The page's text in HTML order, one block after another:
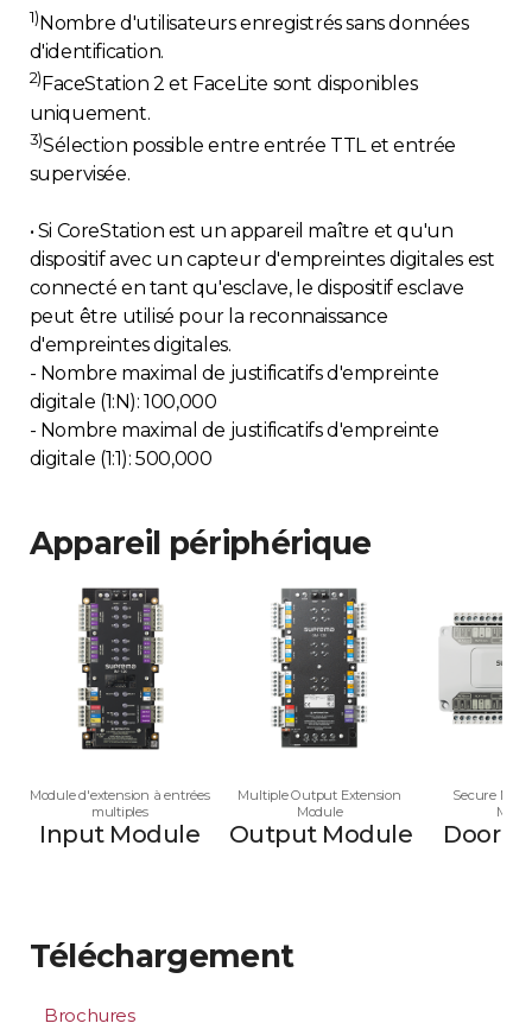
1) Nombre d'utilisateurs enregistrés sans données
d'identification.
2) FaceStation 2 et FaceLite sont disponibles
uniquement.
3)Sélection possible entre entrée TTL et entrée
supervisée.
• Si CoreStation est un appareil maître et qu'un
dispositif avec un capteur d'empreintes digitales est
connecté en tant qu'esclave, le dispositif esclave
peut être utilisé pour la reconnaissance
d'empreintes digitales.
- Nombre maximal de justificatifs d'empreinte
digitale (1:N): 100,000
- Nombre maximal de justificatifs d'empreinte
digitale (1:1): 500,000
Appareil périphérique
Module d'extension à entrées
multiples
Input Module
Multiple Output Extension
Module
Output Module
Secure
Door
Téléchargement
Brochures